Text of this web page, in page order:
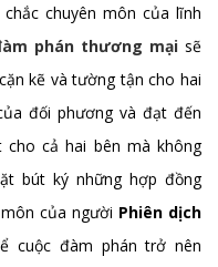
chắc chuyên môn của lĩnh
phán thương mạisẽ
kẽ và tường tận cho hai
đối phương và đạt đến
cả hai bên mà không
bút ký những hợp đồng
của người Phiên dịch
cuộc đàm phán trở nên